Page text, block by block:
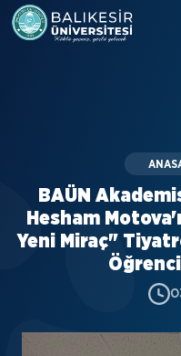
Skip
to
BAÜN
Hesham
Yeni Miraç"
Öğrenci